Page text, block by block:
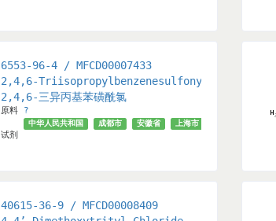
6553-96-4 / MFCD00007433
2,4,6-Triisopropylbenzenesulfonyl Chloride
2,4,6-三异丙基苯磺酰氯
原料 ?
试剂
中华人民共和国 成都市 安徽省 上海市
40615-36-9 / MFCD00008409